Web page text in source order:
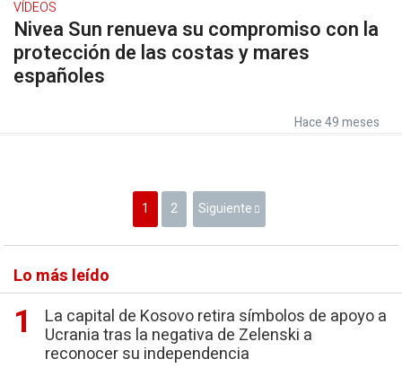
VÍDEOS
Nivea Sun renueva su compromiso con la
protección de las costas y mares
españoles
Hace 49 meses
1 2 Siguiente
Lo más leído
La capital de Kosovo retira símbolos de apoyo a
Ucrania tras la negativa de Zelenski a
reconocer su independencia